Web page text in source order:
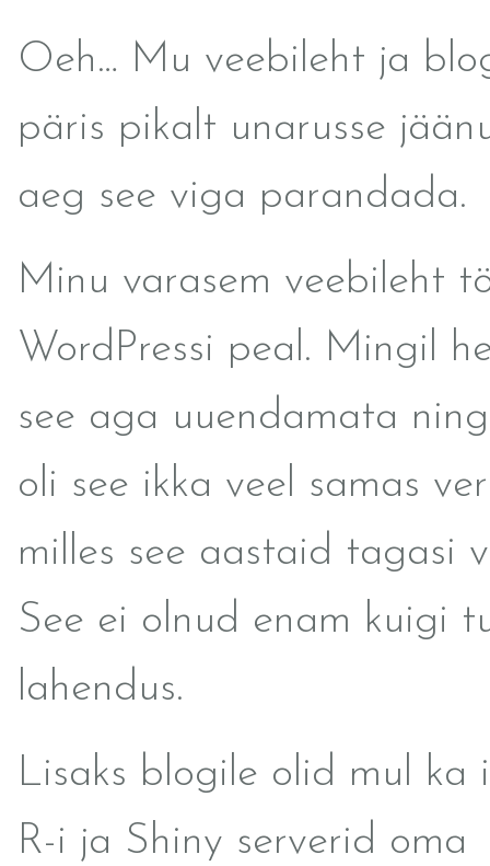
Oeh… Mu veebileht ja
päris pikalt unarusse
aeg see viga parandada.
Minu varasem veebileht
WordPressi peal. Mingil
see aga uuendamata
oli see ikka veel samas
milles see aastaid tagasi
See ei olnud enam kuigi
lahendus.
Lisaks blogile olid mul ka
R-i ja Shiny serverid oma